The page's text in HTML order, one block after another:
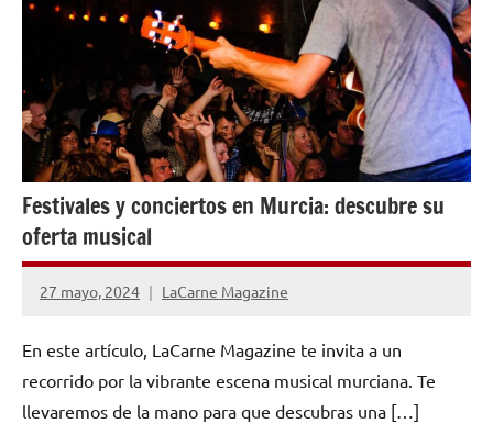
Festivales y conciertos en Murcia: descubre su
oferta musical
27 mayo, 2024 LaCarne Magazine
No
comentarios
En este artículo, LaCarne Magazine te invita a un
recorrido por la vibrante escena musical murciana. Te
llevaremos de la mano para que descubras una […]